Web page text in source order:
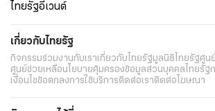
ไทยรัฐอีเวนต์
เกี่ยวกับไทยรัฐ
กิจกรรมร่วมงานกับเราเกี่ยวกับไทยรัฐมูลนิธิไทยรัฐศูน
ศูนย์ช่วยเหลือนโยบายคุ้มครองข้อมูลส่วนบุคคลไทยรัฐ
เงื่อนไขข้อตกลงการใช้บริการติดต่อเราติดต่อโฆษณา